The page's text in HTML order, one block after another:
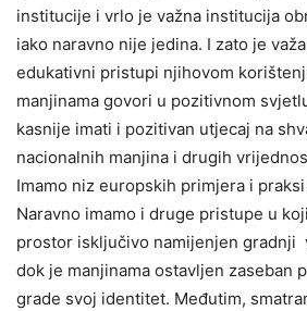
institucije i vrlo je važna institucija
iako naravno nije jedina. I zato je
edukativni pristupi njihovom
manjinama govori u pozitivnom
kasnije imati i pozitivan utjecaj na
nacionalnih manjina i drugih
Imamo niz europskih primjera i
Naravno imamo i druge pristupe u
prostor isključivo namijenjen gradnji
dok je manjinama ostavljen zaseban
grade svoj identitet. Međutim,